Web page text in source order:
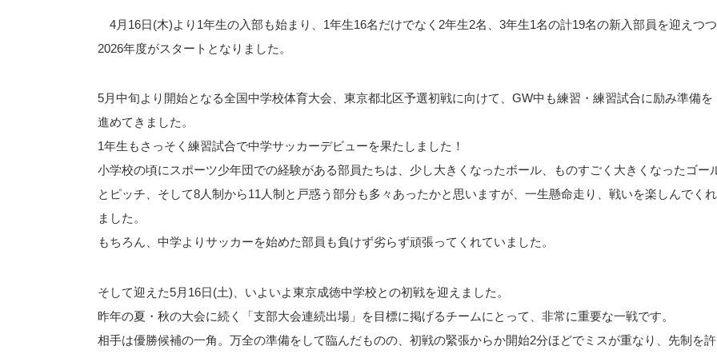
4月16日(木)より1年生の入部も始まり、1年生16名だけでなく2年生2名、3年生1名の計19名の新入部員を迎えつつ
2026年度がスタートとなりました。
5月中旬より開始となる全国中学校体育大会、東京都北区予選初戦に向けて、GW中も練習・練習試合に励み準備を
進めてきました。
1年生もさっそく練習試合で中学サッカーデビューを果たしました！
小学校の頃にスポーツ少年団での経験がある部員たちは、少し大きくなったボール、ものすごく大きくなったゴー
とピッチ、そして8人制から11人制と戸惑う部分も多々あったかと思いますが、一生懸命走り、戦いを楽しんでくれ
ました。
もちろん、中学よりサッカーを始めた部員も負けず劣らず頑張ってくれていました。
そして迎えた5月16日(土)、いよいよ東京成徳中学校との初戦を迎えました。
昨年の夏・秋の大会に続く「支部大会連続出場」を目標に掲げるチームにとって、非常に重要な一戦です。
相手は優勝候補の一角。万全の準備をして臨んだものの、初戦の緊張からか開始2分ほどでミスが重なり、先制を許